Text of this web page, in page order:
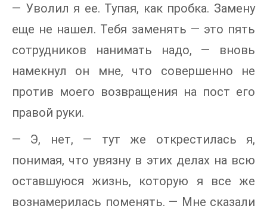
— Уволил я ее. Тупая, как пробка. Замену
еще не нашел. Тебя заменять — это пять
сотрудников нанимать надо, — вновь
намекнул он мне, что совершенно не
против моего возвращения на пост его
правой руки.
— Э, нет, — тут же открестилась я,
понимая, что увязну в этих делах на всю
оставшуюся жизнь, которую я все же
вознамерилась поменять. — Мне сказали